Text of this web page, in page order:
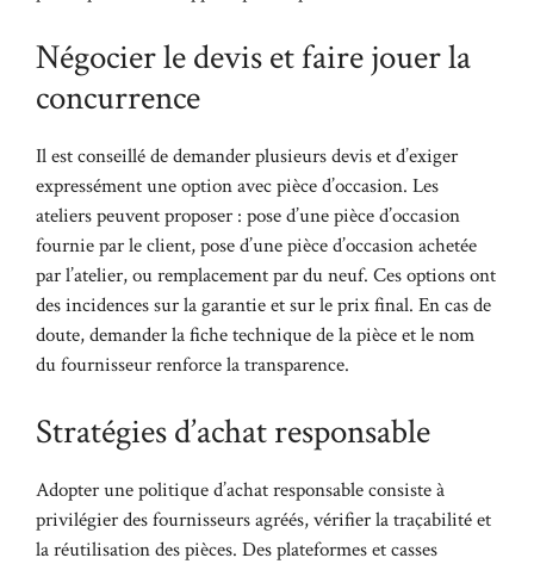
Négocier le devis et faire jouer la
concurrence
Il est conseillé de demander plusieurs devis et d’exiger
expressément une option avec pièce d’occasion. Les
ateliers peuvent proposer : pose d’une pièce d’occasion
fournie par le client, pose d’une pièce d’occasion achetée
par l’atelier, ou remplacement par du neuf. Ces options ont
des incidences sur la garantie et sur le prix final. En cas de
doute, demander la fiche technique de la pièce et le nom
du fournisseur renforce la transparence.
Stratégies d’achat responsable
Adopter une politique d’achat responsable consiste à
privilégier des fournisseurs agréés, vérifier la traçabilité et
la réutilisation des pièces. Des plateformes et casses